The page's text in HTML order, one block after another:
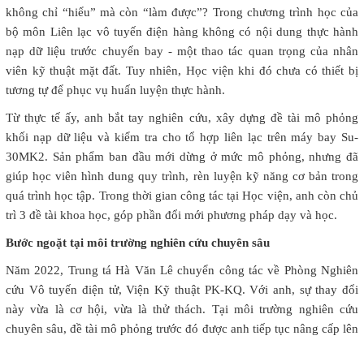
không chỉ “hiểu” mà còn “làm được”? Trong chương trình học của
bộ môn Liên lạc vô tuyến điện hàng không có nội dung thực hành
nạp dữ liệu trước chuyến bay - một thao tác quan trọng của nhân
viên kỹ thuật mặt đất. Tuy nhiên, Học viện khi đó chưa có thiết bị
tương tự để phục vụ huấn luyện thực hành.
Từ thực tế ấy, anh bắt tay nghiên cứu, xây dựng đề tài mô phỏng
khối nạp dữ liệu và kiểm tra cho tổ hợp liên lạc trên máy bay Su-
30MK2. Sản phẩm ban đầu mới dừng ở mức mô phỏng, nhưng đã
giúp học viên hình dung quy trình, rèn luyện kỹ năng cơ bản trong
quá trình học tập. Trong thời gian công tác tại Học viện, anh còn chủ
trì 3 đề tài khoa học, góp phần đổi mới phương pháp dạy và học.
Bước ngoặt tại môi trường nghiên cứu chuyên sâu
Năm 2022, Trung tá Hà Văn Lê chuyển công tác về Phòng Nghiên
cứu Vô tuyến điện tử, Viện Kỹ thuật PK-KQ. Với anh, sự thay đổi
này vừa là cơ hội, vừa là thử thách. Tại môi trường nghiên cứu
chuyên sâu, đề tài mô phỏng trước đó được anh tiếp tục nâng cấp lên